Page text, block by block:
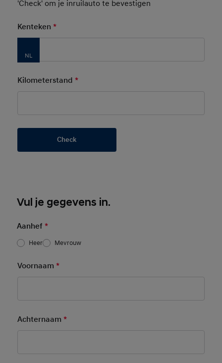
'Check' om je inruilauto te bevestigen
Kenteken *Mandatory Field
Kilometerstand *Mandatory Field
Check
Basic User Info
Vul je gegevens in.
Aanhef *
Heer Mevrouw
Voornaam *Mandatory Field
Achternaam *Mandatory Field